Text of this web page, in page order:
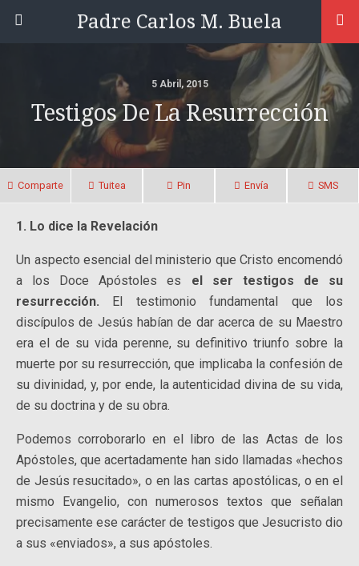
Padre Carlos M. Buela
5 Abril, 2015
Testigos De La Resurrección
Comparte Tuitea Pin Envía SMS
1. Lo dice la Revelación
Un aspecto esencial del ministerio que Cristo encomendó
a los Doce Apóstoles es el ser testigos de su
resurrección. El testimonio fundamental que los
discípulos de Jesús habían de dar acerca de su Maestro
era el de su vida perenne, su definitivo triunfo sobre la
muerte por su resurrección, que implicaba la confesión de
su divinidad, y, por ende, la autenticidad divina de su vida,
de su doctrina y de su obra.
Podemos corroborarlo en el libro de las Actas de los
Apóstoles, que acertadamente han sido llamadas «hechos
de Jesús resucitado», o en las cartas apostólicas, o en el
mismo Evangelio, con numerosos textos que señalan
precisamente ese carácter de testigos que Jesucristo dio
a sus «enviados», a sus apóstoles.